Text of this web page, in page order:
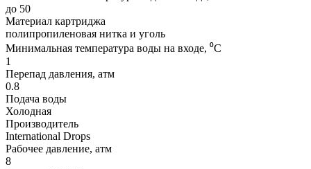
до 50
Материал картриджа
полипропиленовая нитка и уголь
Минимальная температура воды на входе, ⁰С
1
Перепад давления, атм
0.8
Подача воды
Холодная
Производитель
International Drops
Рабочее давление, атм
8